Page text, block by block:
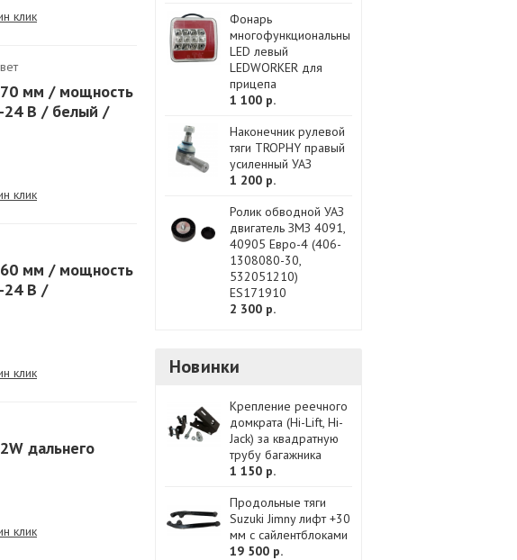
клик
мм / мощность
24 В / белый /
клик
мм / мощность
24 В /
клик
дальнего
клик
Фонарь
многофункциональный
LED левый
LEDWORKER для
прицепа
1 100 р.
Наконечник рулевой
тяги TROPHY правый
усиленный УАЗ
1 200 р.
Ролик обводной УАЗ
двигатель ЗМЗ 4091,
40905 Евро-4 (406-
1308080-30,
532051210)
ES171910
2 300 р.
Новинки
Крепление реечного
домкрата (Hi-Lift, Hi-
Jack) за квадратную
трубу багажника
1 150 р.
Продольные тяги
Suzuki Jimny лифт +30
мм с сайлентблоками
19 500 р.